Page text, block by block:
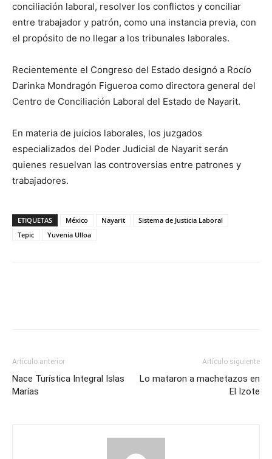
conciliación laboral, resolver los conflictos y conciliar
entre trabajador y patrón, como una instancia previa, con
el propósito de no llegar a los tribunales laborales.
Recientemente el Congreso del Estado designó a Rocío
Darinka Mondragón Figueroa como directora general del
Centro de Conciliación Laboral del Estado de Nayarit.
En materia de juicios laborales, los juzgados
especializados del Poder Judicial de Nayarit serán
quienes resuelvan las controversias entre patrones y
trabajadores.
ETIQUETAS México Nayarit
Sistema de Justicia Laboral
Tepic
Yuvenia Ulloa
Artículo anterior
Nace Turística Integral Islas
Marías
Artículo siguiente
Lo mataron a machetazos en
El Izote